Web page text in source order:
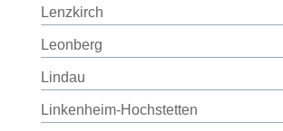
Lenzkirch
Leonberg
Lindau
Linkenheim-Hochstetten